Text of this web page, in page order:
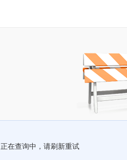
正在查询中，请刷新重试